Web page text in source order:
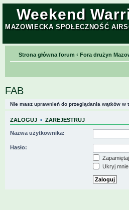
Weekend
MAZOWIECKA SPOŁECZNOŚĆ
Strona główna forum ‹ Fora drużyn
FAB
Nie masz uprawnień do przeglądania wątków w
ZALOGUJ • ZAREJESTRUJ
Nazwa użytkownika:
Hasło:
Ukryj